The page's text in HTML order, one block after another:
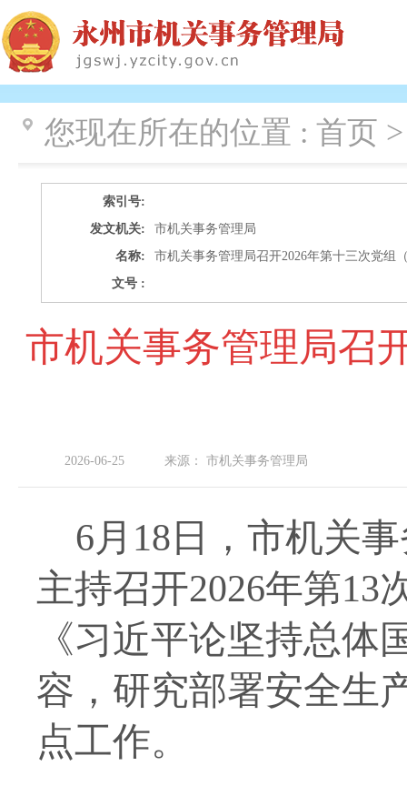
您现在所在的位置 : 首页
索引号:
发文机关:
市机关事务管理局
名称:
市机关事务管理局召开2026年第十三次党组
文号 :
市机关事务管理局召
2026-06-25 来源： 市机关事务管理局
6月18日，市机关
主持召开2026年第13
《习近平论坚持总体
容，研究部署安全生
点工作。